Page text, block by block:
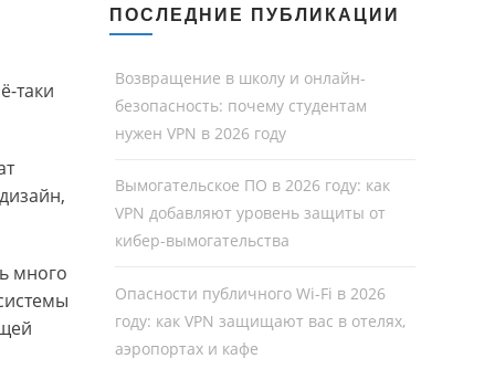
таки
много
ПОСЛЕДНИЕ ПУБЛИКАЦИИ
Возвращение в школу и онлайн-
безопасность: почему студентам
нужен VPN в 2026 году
Вымогательское ПО в 2026 году: как
VPN добавляют уровень защиты от
кибер-вымогательства
Опасности публичного Wi-Fi в 2026
году: как VPN защищают вас в отелях,
аэропортах и кафе